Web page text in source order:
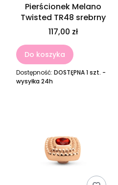
Pierścionek Melano
Twisted TR48 srebrny
117,00 zł
Do koszyka
Dostępność: DOSTĘPNA 1 szt. -
wysyłka 24h